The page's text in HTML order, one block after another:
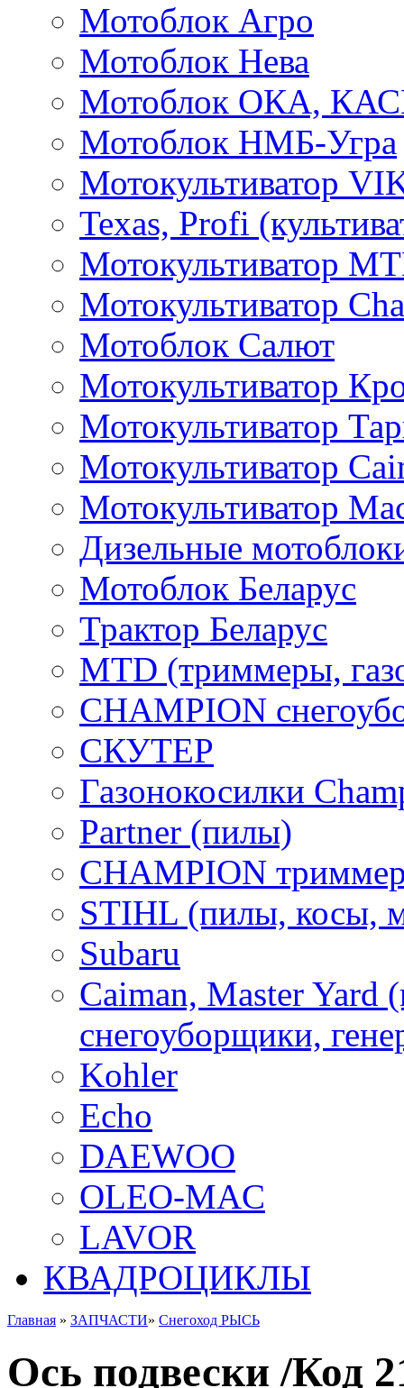
Мотоблок Агро
Мотоблок Нева
Мотоблок ОКА,
Мотоблок НМБ-Угра
Мотокультиватор
Texas, Profi
Мотокультиватор
Мотокультиватор
Мотоблок Салют
Мотокультиватор
Мотокультиватор
Мотокультиватор
Мотокультиватор
Дизельные
Мотоблок Беларус
Трактор Беларус
MTD (триммеры,
CHAMPION
СКУТЕР
Газонокосилки
Partner (пилы)
CHAMPION
STIHL (пилы, косы,
Subaru
Caiman, Master Yard
снегоуборщики,
Kohler
Echo
DAEWOO
OLEO-MAC
LAVOR
КВАДРОЦИКЛЫ
Главная » ЗАПЧАСТИ» Снегоход РЫСЬ
Ось подвески /Код